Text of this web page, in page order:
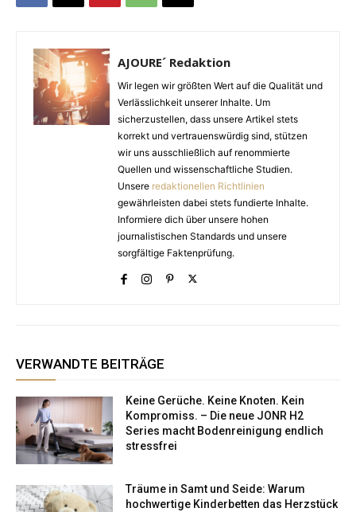
AJOURE´ Redaktion
Wir legen wir größten Wert auf die Qualität und
Verlässlichkeit unserer Inhalte. Um
sicherzustellen, dass unsere Artikel stets
korrekt und vertrauenswürdig sind, stützen
wir uns ausschließlich auf renommierte
Quellen und wissenschaftliche Studien.
Unsere redaktionellen Richtlinien
gewährleisten dabei stets fundierte Inhalte.
Informiere dich über unsere hohen
journalistischen Standards und unsere
sorgfältige Faktenprüfung.
VERWANDTE BEITRÄGE
Keine Gerüche. Keine Knoten. Kein
Kompromiss. – Die neue JONR H2
Series macht Bodenreinigung endlich
stressfrei
Träume in Samt und Seide: Warum
hochwertige Kinderbetten das Herzstück